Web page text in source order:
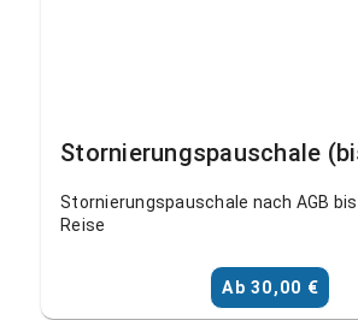
Stornierungspauschale nach AGB
Reise
Ab 30,00 €